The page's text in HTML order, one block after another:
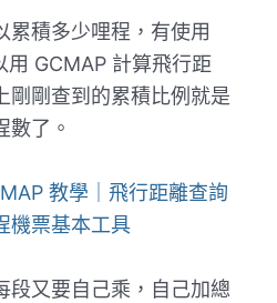
累積多少哩程，有使用
用 GCMAP 計算飛行距
剛剛查到的累積比例就是
數了。
教學｜飛行距離查詢
機票基本工具
段又要自己乘，自己加總